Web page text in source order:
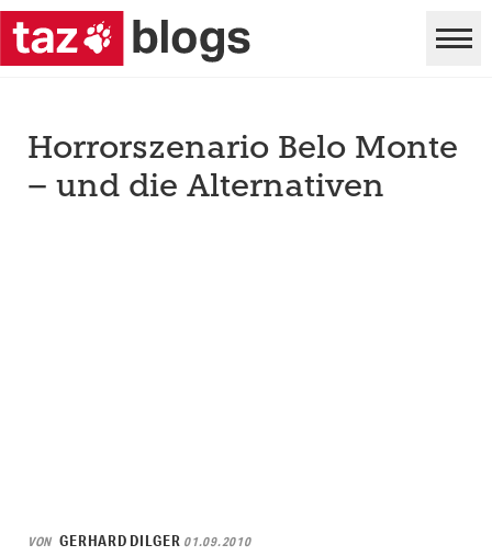
Horrorszenario Belo Monte
– und die Alternativen
VON GERHARD DILGER 01.09.2010